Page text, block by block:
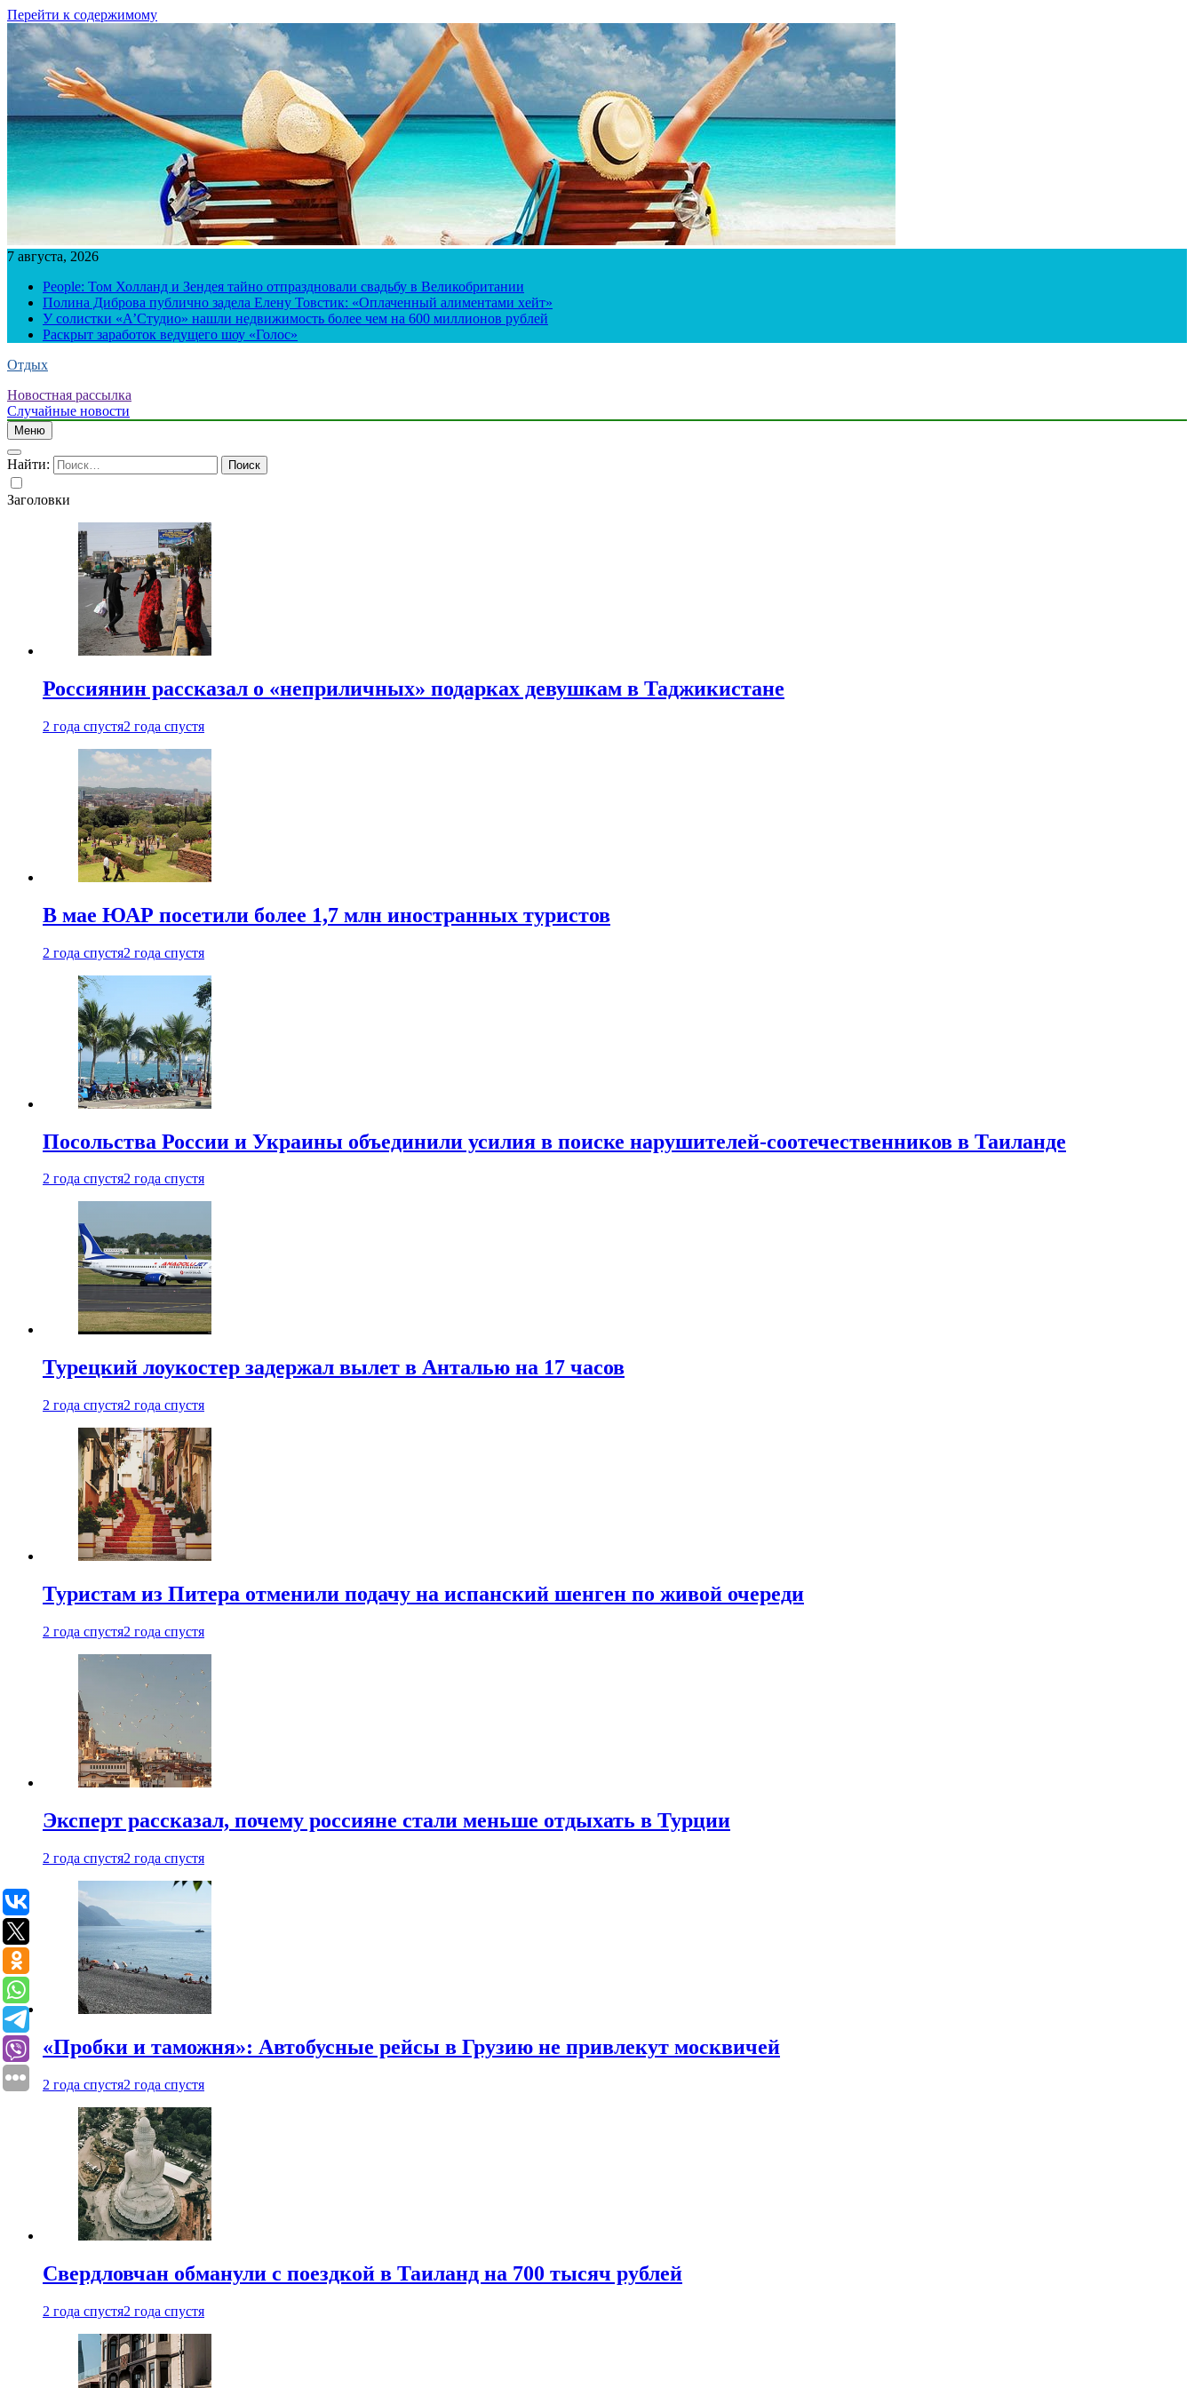
Перейти к содержимому
7 августа, 2026
People: Том Холланд и Зендея тайно отпраздновали свадьбу в Великобритании
Полина Диброва публично задела Елену Товстик: «Оплаченный алиментами хейт»
У солистки «А’Студио» нашли недвижимость более чем на 600 миллионов рублей
Раскрыт заработок ведущего шоу «Голос»
Отдых
Новостная рассылка
Случайные новости
Меню
Найти:
Заголовки
Россиянин рассказал о «неприличных» подарках девушкам в Таджикистане
2 года спустя2 года спустя
В мае ЮАР посетили более 1,7 млн иностранных туристов
2 года спустя2 года спустя
Посольства России и Украины объединили усилия в поиске нарушителей-соотечественников в Таиланде
2 года спустя2 года спустя
Турецкий лоукостер задержал вылет в Анталью на 17 часов
2 года спустя2 года спустя
Туристам из Питера отменили подачу на испанский шенген по живой очереди
2 года спустя2 года спустя
Эксперт рассказал, почему россияне стали меньше отдыхать в Турции
2 года спустя2 года спустя
«Пробки и таможня»: Автобусные рейсы в Грузию не привлекут москвичей
2 года спустя2 года спустя
Свердловчан обманули с поездкой в Таиланд на 700 тысяч рублей
2 года спустя2 года спустя